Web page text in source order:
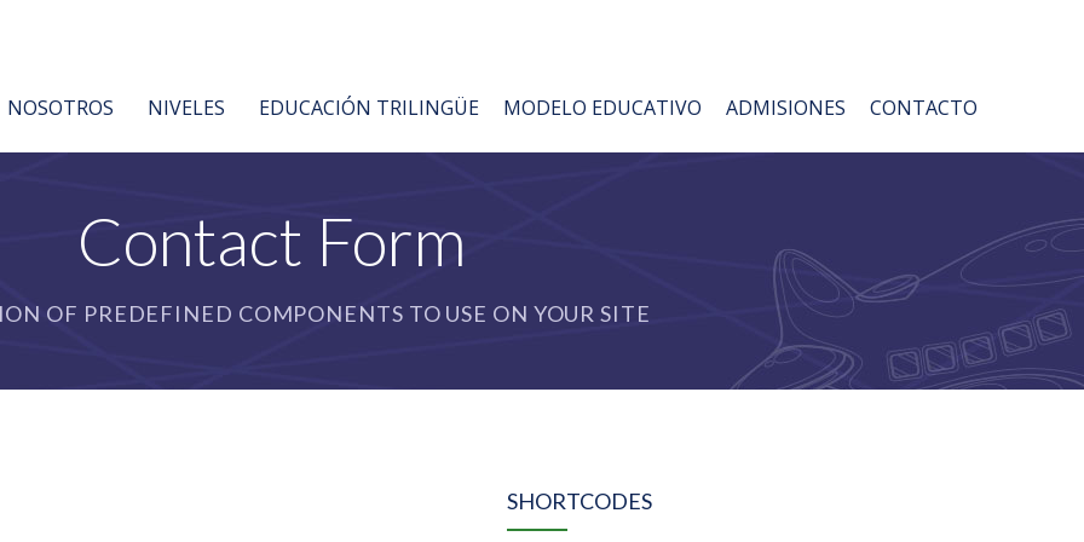
NOSOTROS NIVELES EDUCACIÓN TRILINGÜE MODELO EDUCATIVO ADMISIONES CONTACTO
Contact Form
OF PREDEFINED COMPONENTS TO USE ON YOUR SITE
SHORTCODES